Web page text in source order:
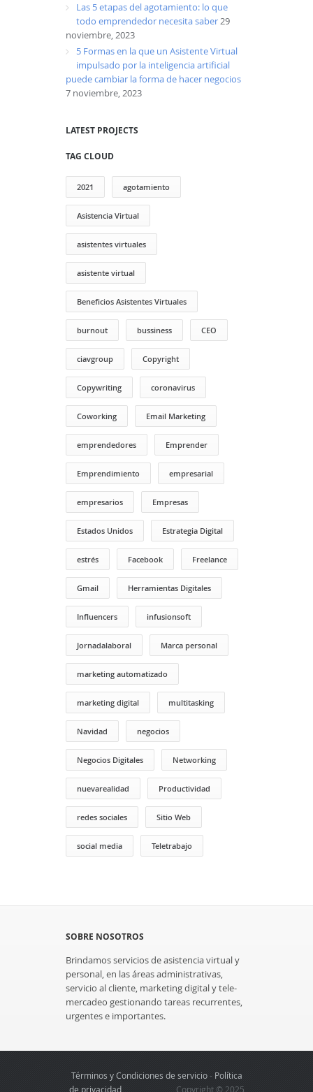
Las 5 etapas del agotamiento: lo que
todo emprendedor necesita saber29
noviembre, 2023
5 Formas en la que un Asistente Virtual
impulsado por la inteligencia artificial
puede cambiar la forma de hacer negocios
7 noviembre, 2023
LATEST PROJECTS
TAG CLOUD
2021 agotamiento
Asistencia Virtual
asistentes virtuales
asistente virtual
Beneficios Asistentes Virtuales
burnout bussiness CEO
ciavgroup Copyright
Copywriting coronavirus
Coworking Email Marketing
emprendedores Emprender
Emprendimiento empresarial
empresarios Empresas
Estados Unidos Estrategia Digital
estrés Facebook Freelance
Gmail Herramientas Digitales
Influencers infusionsoft
Jornadalaboral Marca personal
marketing automatizado
marketing digital multitasking
Navidad negocios
Negocios Digitales Networking
nuevarealidad Productividad
redes sociales Sitio Web
social media Teletrabajo
SOBRE NOSOTROS
Brindamos servicios de asistencia virtual y
personal, en las áreas administrativas,
servicio al cliente, marketing digital y tele-
mercadeo gestionando tareas recurrentes,
urgentes e importantes.
Términos y Condiciones de servicio- Política
de privacidadCopyright © 2025